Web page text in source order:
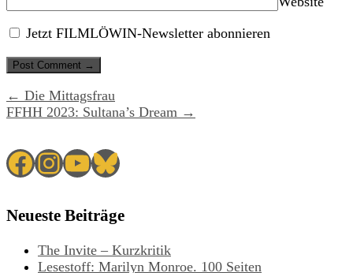
Jetzt FILMLÖWIN-Newsletter abonnieren
← Die Mittagsfrau
FFHH 2023: Sultana’s Dream →
Facebook
Instagram
YouTube
Bluesky
Neueste Beiträge
The Invite – Kurzkritik
Lesestoff: Marilyn Monroe. 100 Seiten